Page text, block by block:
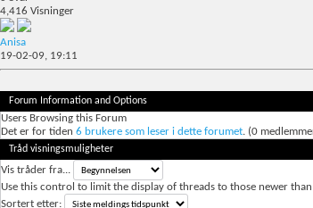
4,416 Visninger
Anisa
19-02-09, 19:11
Forum Information and Options
Users Browsing this Forum
Det er for tiden 6 brukere som leser i dette forumet. (0
Tråd visningsmuligheter
Vis tråder fra...
Use this control to limit the display of threads to those newer
Sortert etter: